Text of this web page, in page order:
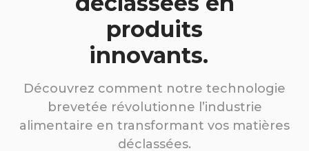
produits
innovants.
Découvrez comment notre technologie
brevetée révolutionne l’industrie
alimentaire en transformant vos matières
déclassées.